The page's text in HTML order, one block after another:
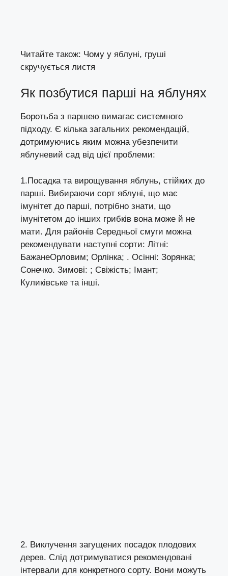
Читайте також: Чому у яблуні, груші
скручується листя
Як позбутися парші на яблунях
Боротьба з паршею вимагає системного
підходу. Є кілька загальних рекомендацій,
дотримуючись яким можна убезпечити
яблуневий сад від цієї проблеми:
1.Посадка та вирощування яблунь, стійких до
парші. Вибираючи сорт яблуні, що має
імунітет до парші, потрібно знати, що
імунітетом до інших грибків вона може й не
мати. Для районів Середньої смуги можна
рекомендувати наступні сорти: Літні:
БажанеОрловим; Орлінка; . Осінні: Зорянка;
Сонечко. Зимові: ; Свіжість; Імант;
Куликівське та інші.
2. Виклучення загущених посадок плодових
дерев. Слід дотримуватися рекомендовані
інтервали для конкретного сорту. Вони можуть